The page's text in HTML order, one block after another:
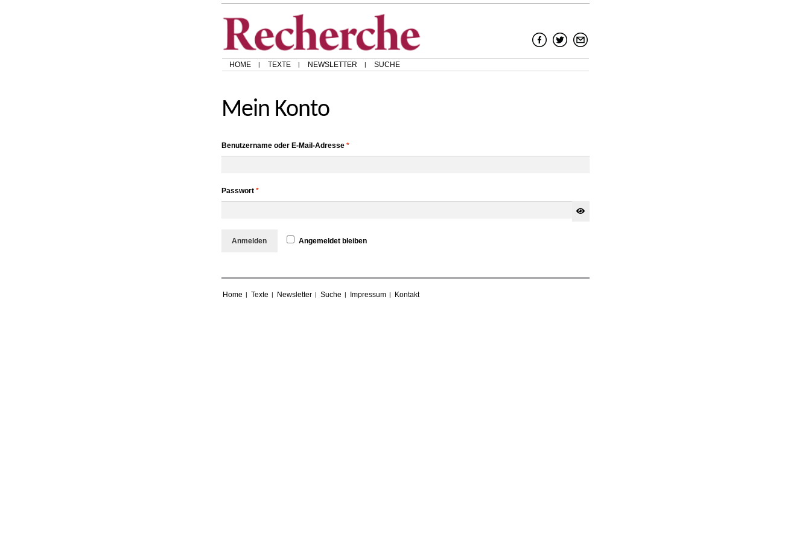
HOME TEXTE NEWSLETTER SUCHE
Mein Konto
Benutzername oder E-Mail-Adresse *
Passwort *
Anmelden Angemeldet bleiben
Home Texte Newsletter Suche Impressum Kontakt